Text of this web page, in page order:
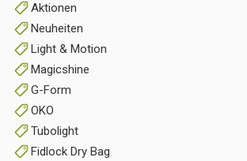
Aktionen
Neuheiten
Light & Motion
Magicshine
G-Form
OKO
Tubolight
Fidlock Dry Bag